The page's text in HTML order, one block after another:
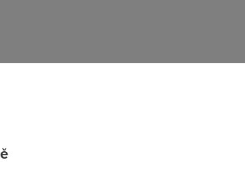
dotovaný WELL PTI-845, protože jinak mě
problémů (DL na DSL.CZ cca 4,8